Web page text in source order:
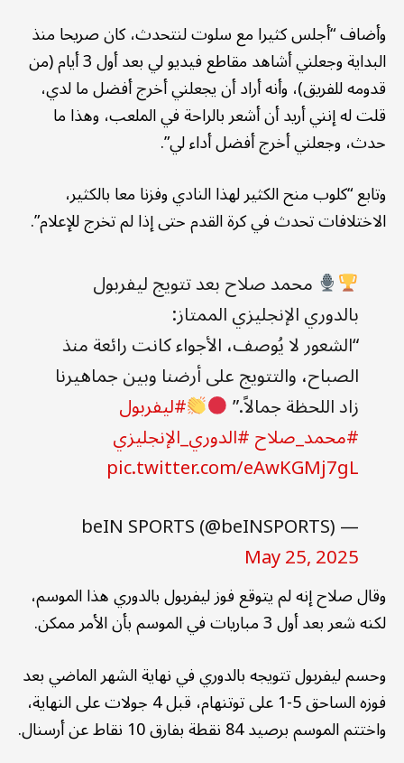
وأضاف “أجلس كثيرا مع سلوت لنتحدث، كان صريحا منذ
البداية وجعلني أشاهد مقاطع فيديو لي بعد أول 3 أيام (من
قدومه للفريق)، وأنه أراد أن يجعلني أخرج أفضل ما لدي،
قلت له إنني أريد أن أشعر بالراحة في الملعب، وهذا ما
حدث، وجعلني أخرج أفضل أداء لي”.
وتابع “كلوب منح الكثير لهذا النادي وفزنا معا بالكثير،
الاختلافات تحدث في كرة القدم حتى إذا لم تخرج للإعلام”.
محمد صلاح بعد تتويج ليفربول
بالدوري الإنجليزي الممتاز:
“الشعور لا يُوصف، الأجواء كانت رائعة منذ
الصباح، والتتويج على أرضنا وبين جماهيرنا
زاد اللحظة جمالاً.” #ليفربول
#محمد_صلاح#الدوري_الإنجليزي
pic.twitter.com/eAwKGMj7gL
— beIN SPORTS (@beINSPORTS)
May 25, 2025
وقال صلاح إنه لم يتوقع فوز ليفربول بالدوري هذا الموسم،
لكنه شعر بعد أول 3 مباريات في الموسم بأن الأمر ممكن.
وحسم ليفربول تتويجه بالدوري في نهاية الشهر الماضي بعد
فوزه الساحق 5-1 على توتنهام، قبل 4 جولات على النهاية،
واختتم الموسم برصيد 84 نقطة بفارق 10 نقاط عن أرسنال.